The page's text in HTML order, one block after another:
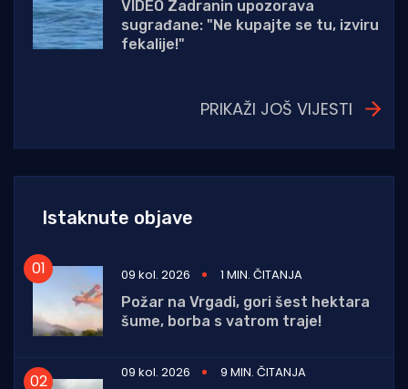
VIDEO Zadranin upozorava
sugrađane: "Ne kupajte se tu, izviru
fekalije!"
PRIKAŽI JOŠ VIJESTI
Istaknute objave
09 kol. 2026
1 MIN. ČITANJA
Požar na Vrgadi, gori šest hektara
šume, borba s vatrom traje!
09 kol. 2026
9 MIN. ČITANJA